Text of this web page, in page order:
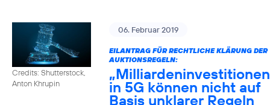
Credits: Shutterstock,
Anton Khrupin
06. Februar 2019
EILANTRAG FÜR RECHTLICHE KLÄRUNG DER
AUKTIONSREGELN:
„Milliardeninvestitionen
in 5G können nicht auf
Basis unklarer Regeln